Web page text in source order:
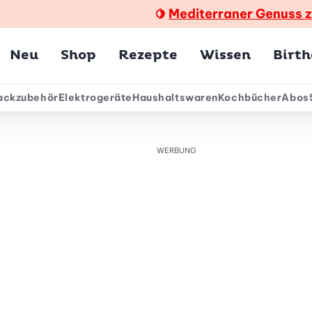
🍋 Mediterraner Genuss
Neu Shop Rezepte Wissen
ElektrogeräteHaushaltswarenKochbücherAbos
WERBUNG